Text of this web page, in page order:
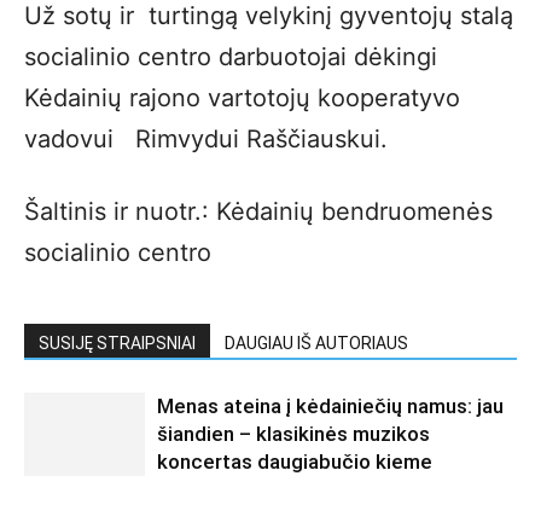
Už sotų ir turtingą velykinį gyventojų stalą
socialinio centro darbuotojai dėkingi
Kėdainių rajono vartotojų kooperatyvo
vadovui Rimvydui Raščiauskui.
Šaltinis ir nuotr.: Kėdainių bendruomenės
socialinio centro
SUSIJĘ STRAIPSNIAI DAUGIAU IŠ AUTORIAUS
Menas ateina į kėdainiečių namus: jau
šiandien – klasikinės muzikos
koncertas daugiabučio kieme